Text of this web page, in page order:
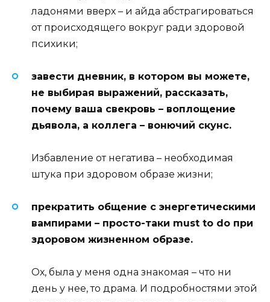
ладонями вверх – и айда абстрагироваться
от происходящего вокруг ради здоровой
психики;
завести дневник, в котором вы можете,
не выбирая выражений, рассказать,
почему ваша свекровь – воплощение
дьявола, а коллега – вонючий скунс.
Избавление от негатива – необходимая
штука при здоровом образе жизни;
прекратить общение с энергетическими
вампирами – просто-таки must to do при
здоровом жизненном образе.
Ох, была у меня одна знакомая – что ни
день у нее, то драма. И подробностями этой